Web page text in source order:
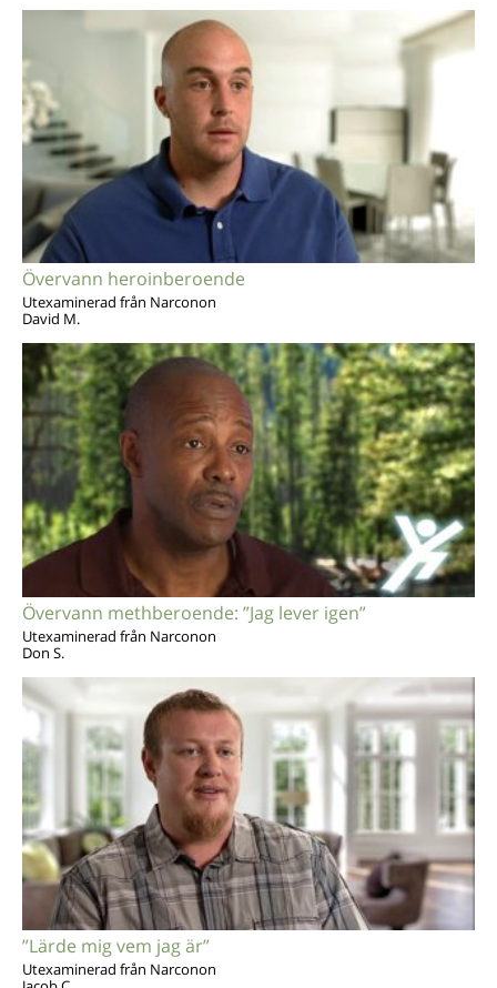
Övervann heroinberoende
Utexaminerad från Narconon
David M.
Övervann methberoende: ”Jag lever igen”
Utexaminerad från Narconon
Don S.
”Lärde mig vem jag är”
Utexaminerad från Narconon